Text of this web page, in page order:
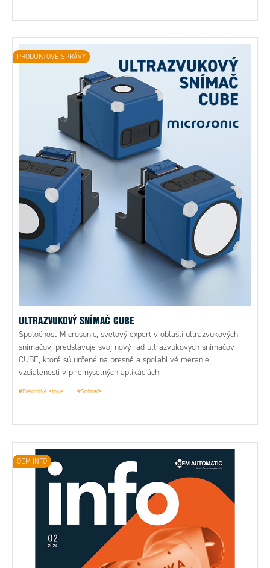
ULTRAZVUKOVÝ SNÍMAČ CUBE
Spoločnosť Microsonic, svetový expert v oblasti ultrazvukových
snímačov, predstavuje svoj nový rad ultrazvukových snímačov
CUBE, ktoré sú určené na presné a spoľahlivé meranie
vzdialenosti v priemyselných aplikáciách.
#Elektrické stroje #Snímače
PRODUKTOVÉ SPRÁVY
OEM INFO